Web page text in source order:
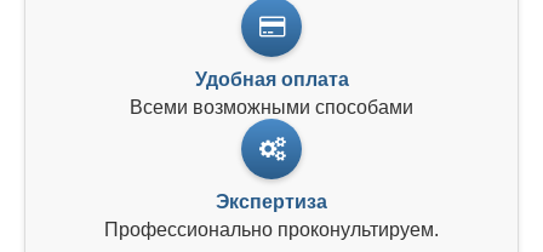
Удобная оплата
Всеми возможными способами
Экспертиза
Профессионально проконультируем.